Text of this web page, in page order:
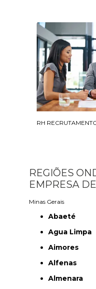
RH
REGIÕES
EMPRESA
Minas Gerais
Abaeté
Agua Limpa
Aimores
Alfenas
Almenara